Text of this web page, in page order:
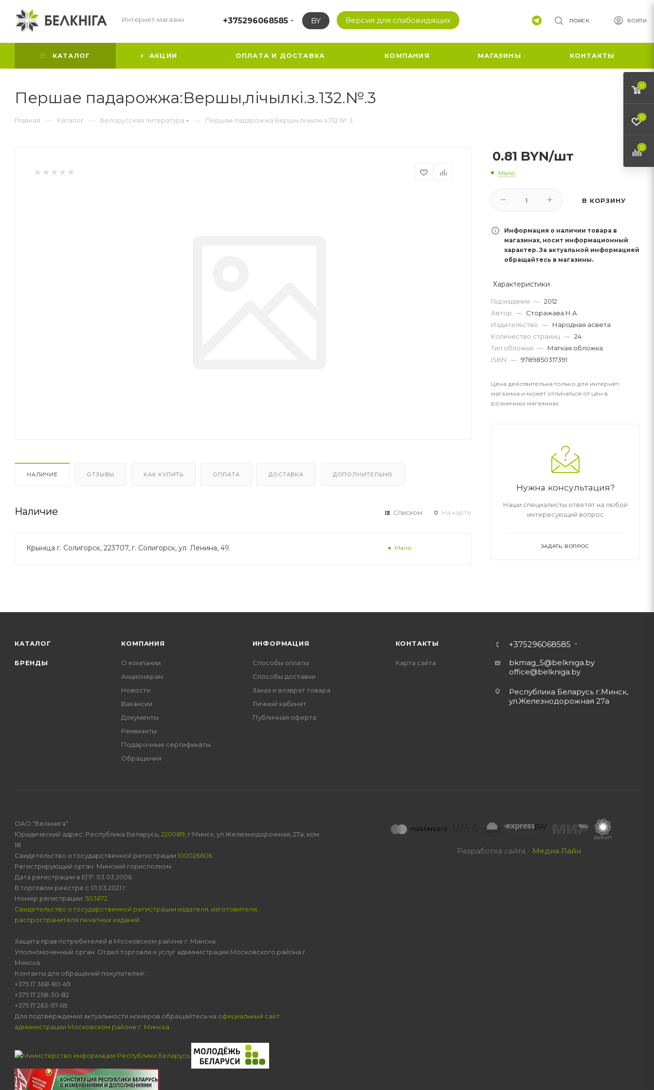
Интернет-магазин +375296068585 BY Версия для слабовидящих ВОЙТИ
ПОИСК
КАТАЛОГ АКЦИИ ОПЛАТА И ДОСТАВКА КОМПАНИЯ МАГАЗИНЫ КОНТАКТЫ
Першае падарожжа:Вершы,лiчылкi.з.132.№.3
Главная — Каталог — Белорусская литература — Першае падарожжа:Вершы,лiчылкi.з.132.№.3
НАЛИЧИЕ ОТЗЫВЫ КАК КУПИТЬ ОПЛАТА ДОСТАВКА ДОПОЛНИТЕЛЬНО
Наличие Списком На карте
Крынiца г. Солигорск, 223707, г. Солигорск, ул. Ленина, 49 Мало
0.81 BYN/шт
Мало
В КОРЗИНУ
Информация о наличии товара в
магазинах, носит информационный
характер. За актуальной информацией
обращайтесь в магазины.
Характеристики
Год издания — 2012
Автор — Сторажава.Н.А.
Издательство — Народная асвета
Количество страниц — 24
Тип обложки — Мягкая обложка
ISBN — 9789850317391
Цена действительна только для интернет-
магазина и может отличаться от цен в
розничных магазинах
Нужна консультация?
Наши специалисты ответят на любой
интересующий вопрос
ЗАДАТЬ ВОПРОС
КАТАЛОГ
БРЕНДЫ
КОМПАНИЯ
О компании
Акционерам
Новости
Вакансии
Документы
Реквизиты
Подарочные сертификаты
Обращения
ИНФОРМАЦИЯ
Способы оплаты
Способы доставки
Заказ и возврат товара
Личный кабинет
Публичная оферта
КОНТАКТЫ
Карта сайта
+375296068585
bkmag_5@belkniga.by
office@belkniga.by
Республика Беларусь г.Минск,
ул.Железнодорожная 27а
Разработка сайта - Медиа Лайн
ОАО "Белкнига"
Юридический адрес: Республика Беларусь, 220089 , г.Минск, ул.Железнодорожная, 27а, ком
18
Свидетельство о государственной регистрации 100026606
Регистрирующий орган: Минский горисполком
Дата регистрации в ЕГР: 03.03.2006
В торговом реестре с 01.03.2021 г.
Номер регистрации: 503672
Свидетельство о государственной регистрации издателя, изготовителя,
распространителя печатных изданий
Защита прав потребителей в Московском районе г. Минска
Уполномоченный орган: Отдел торговли и услуг администрации Московского района г.
Минска
Контакты для обращений покупателей:
+375 17 368-80-49
+375 17 258-30-82
+375 17 263-97-69
Для подтверждения актуальности номеров обращайтесь на официальный сайт
администрации Московском районе г. Минска
0
0
0